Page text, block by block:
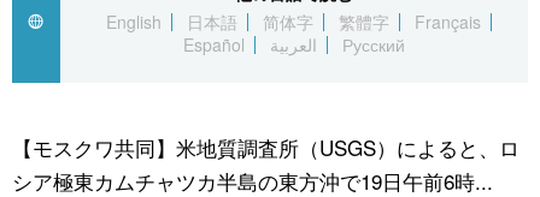
Русский
国際
文化
アーカイブ
Japan Data
動画/Live
スポーツ・東京2020
English
日本語 简体字 繁體字
Français
Español
العربية Русский
【モスクワ共同】米地質調査所（USGS）によると、ロ
シア極東カムチャツカ半島の東方沖で19日午前6時...